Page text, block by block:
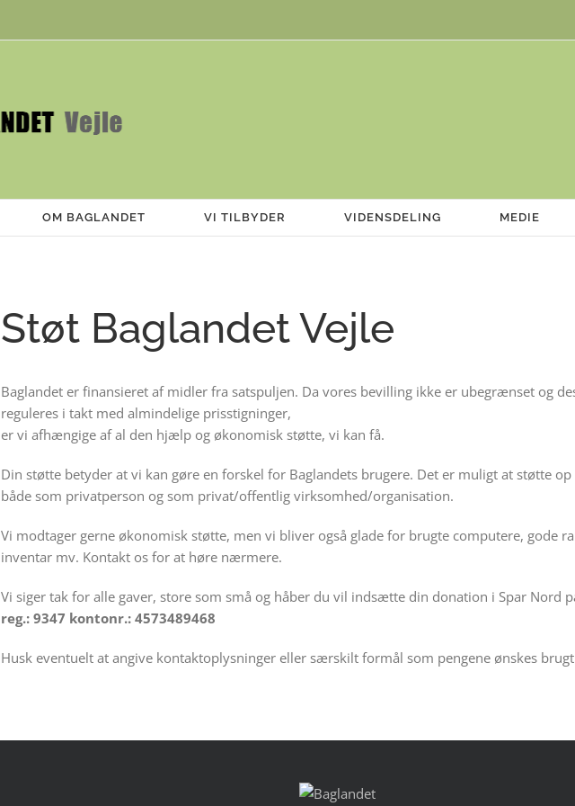
OM BAGLANDET VI TILBYDER VIDENSDELING MEDIE
Støt Baglandet Vejle
Baglandet er finansieret af midler fra satspuljen. Da vores bevilling ikke er ubegrænset og
reguleres i takt med almindelige prisstigninger,
er vi afhængige af al den hjælp og økonomisk støtte, vi kan få.
Din støtte betyder at vi kan gøre en forskel for Baglandets brugere. Det er muligt at støtte
både som privatperson og som privat/offentlig virksomhed/organisation.
Vi modtager gerne økonomisk støtte, men vi bliver også glade for brugte computere, gode
inventar mv. Kontakt os for at høre nærmere.
Vi siger tak for alle gaver, store som små og håber du vil indsætte din donation i Spar Nord
reg.: 9347 kontonr.: 4573489468
Husk eventuelt at angive kontaktoplysninger eller særskilt formål som pengene ønskes